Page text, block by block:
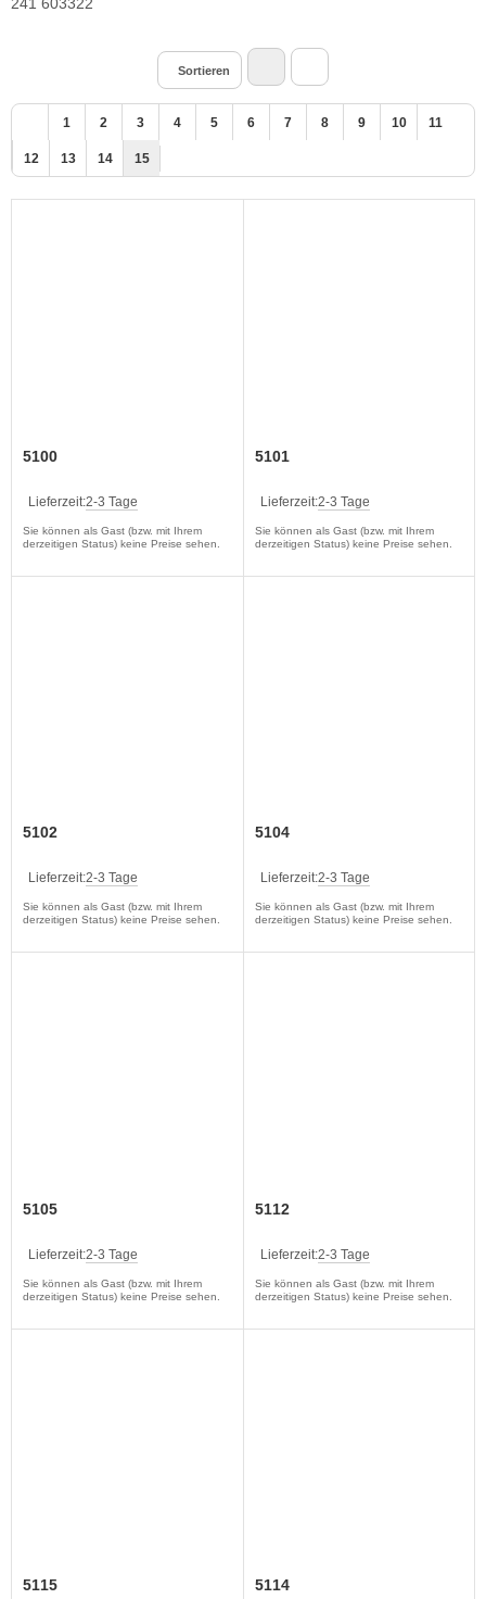
Sortieren
1 2 3 4 5 6 7 8 9 10 11
12 13 14 15
5100
Lieferzeit:2-3 Tage
Sie können als Gast (bzw. mit Ihrem
derzeitigen Status) keine Preise sehen.
5101
Lieferzeit:2-3 Tage
Sie können als Gast (bzw. mit Ihrem
derzeitigen Status) keine Preise sehen.
5102
Lieferzeit:2-3 Tage
Sie können als Gast (bzw. mit Ihrem
derzeitigen Status) keine Preise sehen.
5104
Lieferzeit:2-3 Tage
Sie können als Gast (bzw. mit Ihrem
derzeitigen Status) keine Preise sehen.
5105
Lieferzeit:2-3 Tage
Sie können als Gast (bzw. mit Ihrem
derzeitigen Status) keine Preise sehen.
5112
Lieferzeit:2-3 Tage
Sie können als Gast (bzw. mit Ihrem
derzeitigen Status) keine Preise sehen.
5115 5114